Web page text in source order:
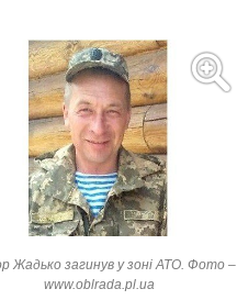
Жадько загинув у зоні АТО. Фото –
www.oblrada.pl.ua